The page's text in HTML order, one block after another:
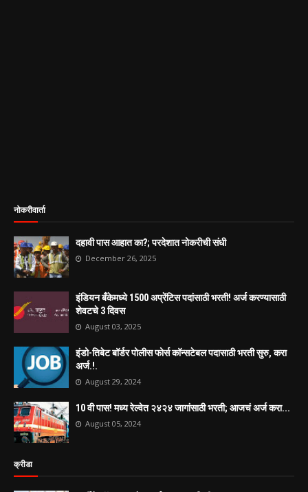
नोकरीवार्ता
दहावी पास आहात का?; परदेशात नोकरीची संधी
December 26, 2025
इंडियन बँकेमध्ये 1500 अप्रेंटिस पदांसाठी भरती! अर्ज करण्यासाठी
शेवटचे 3 दिवस
August 03, 2025
इंडो-तिबेट बॉर्डर पोलीस फोर्स कॉन्सटेबल पदासाठी भरती सुरु, करा
अर्ज.!.
August 29, 2024
10 वी पास! मध्य रेल्वेत २४२४ जागांसाठी भरती; आजचं अर्ज करा...
August 05, 2024
क्रीडा